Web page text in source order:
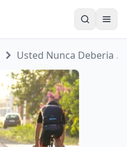
Usted Nunca Deberia ...